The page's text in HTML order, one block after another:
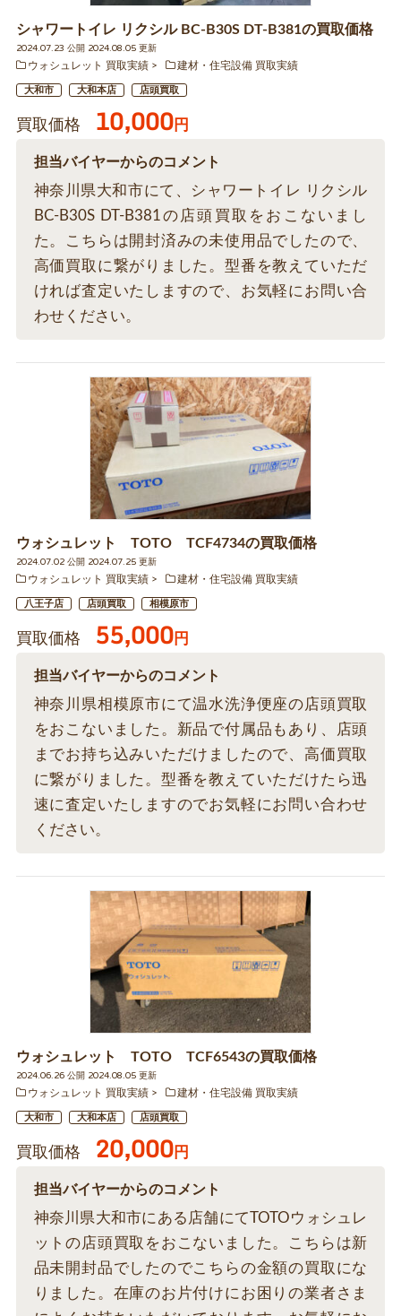
シャワートイレ リクシル BC-B30S DT-B381の買取価格
2024.07.23 公開 2024.08.05 更新
ウォシュレット 買取実績
建材・住宅設備 買取実績
大和市 大和本店 店頭買取
買取価格 10,000円
担当バイヤーからのコメント
神奈川県大和市にて、シャワートイレ リクシル
BC-B30S DT-B381の店頭買取をおこないまし
た。こちらは開封済みの未使用品でしたので、
高価買取に繋がりました。型番を教えていただ
ければ査定いたしますので、お気軽にお問い合
わせください。
ウォシュレット TOTO TCF4734の買取価格
2024.07.02 公開 2024.07.25 更新
ウォシュレット 買取実績
建材・住宅設備 買取実績
八王子店 店頭買取 相模原市
買取価格 55,000円
担当バイヤーからのコメント
神奈川県相模原市にて温水洗浄便座の店頭買取
をおこないました。新品で付属品もあり、店頭
までお持ち込みいただけましたので、高価買取
に繋がりました。型番を教えていただけたら迅
速に査定いたしますのでお気軽にお問い合わせ
ください。
ウォシュレット TOTO TCF6543の買取価格
2024.06.26 公開 2024.08.05 更新
ウォシュレット 買取実績
建材・住宅設備 買取実績
大和市 大和本店 店頭買取
買取価格 20,000円
担当バイヤーからのコメント
神奈川県大和市にある店舗にてTOTOウォシュレ
ットの店頭買取をおこないました。こちらは新
品未開封品でしたのでこちらの金額の買取にな
りました。在庫のお片付けにお困りの業者さま